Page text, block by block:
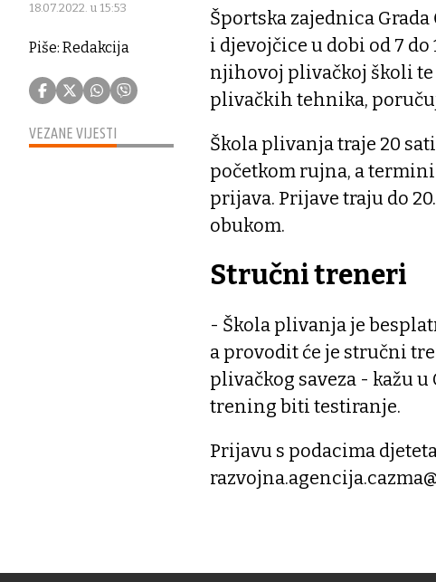
18.07.2022. u 15:53
Piše: Redakcija
VEZANE VIJESTI
Športska zajednica
i djevojčice u dobi od 7
njihovoj plivačkoj školi te
plivačkih tehnika,
Škola plivanja traje 20
početkom rujna, a
prijava. Prijave traju do
obukom.
Stručni treneri
- Škola plivanja je
a provodit će je stručni
plivačkog saveza - kažu
trening biti testiranje.
Prijavu s podacima